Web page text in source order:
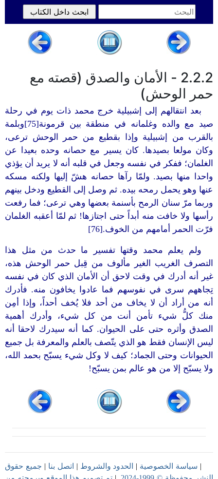
2.2.2 - الأمان والصدق (قصته مع
حمر الوحش)
بعد انتقالهم إلى إشبيلية خرج محمد ذات يوم في رحلة
صيد مع والده وغلمانه في منطقة بين قرمونة[75]وبلمة
بالقرب من إشبيلية وإذا بقطيع من حمر الوحش ترعى،
وكان مولعا بصيدها. كان يسير مع حصانه وحده بعيدا عن
الغلمان؛ ففكر في نفسه وجعل في قلبه أنه لا يريد أن يؤذي
واحدا منها بصيد. ولمّا رآها حصانه هشّ إليها ولكنه مسكه
عنها وهو يحمل رمحه بيده. ثم وصل إلى القطيع ودخل بينهم
وربما مرّ سنان الرمح بأسنمة بعضها وهي ترعى؛ فما رفعت
رأسها ولا خافت منه أبداً حتى اجتازها! ثم لمّا أعقبه الغلمان
فرّت الحمر أمامهم من الخوف.[76]
ولم يعلم محمد وقتها تفسير ما حدث من مثل هذا
التصرف الغريب الغير مألوف من قِبل حمر الوحش هذه،
غير أنه أدرك في وقت لاحق أن الأمان الذي كان في نفسه
تِجاههم سرى في نفوسهم فما عادوا يخافون منه. فأدرك
أنه من أراد أن لا يخاف من أحد فلا يُخف أحداً، وإذا أمِن
منك كلُّ شيء تأمن أنت من كل شيء، وأدرك أهمية
الصدق وأثره حتى على الحيوان. كما أنه سيدرك لاحقا أنه
ليس الإنسان فقط هو الذي يتّصف بالعلم والمعرفة بل جميع
الحيوانات وحتى الجماد؛ كيف لا وكل شيء يسبّح بحمد الله،
ولا يسبّح إلا من هو عالم بمن يسبّح!
سياسة الخصوصية الحدود والشروط اتصل بنا
جميع حقوق